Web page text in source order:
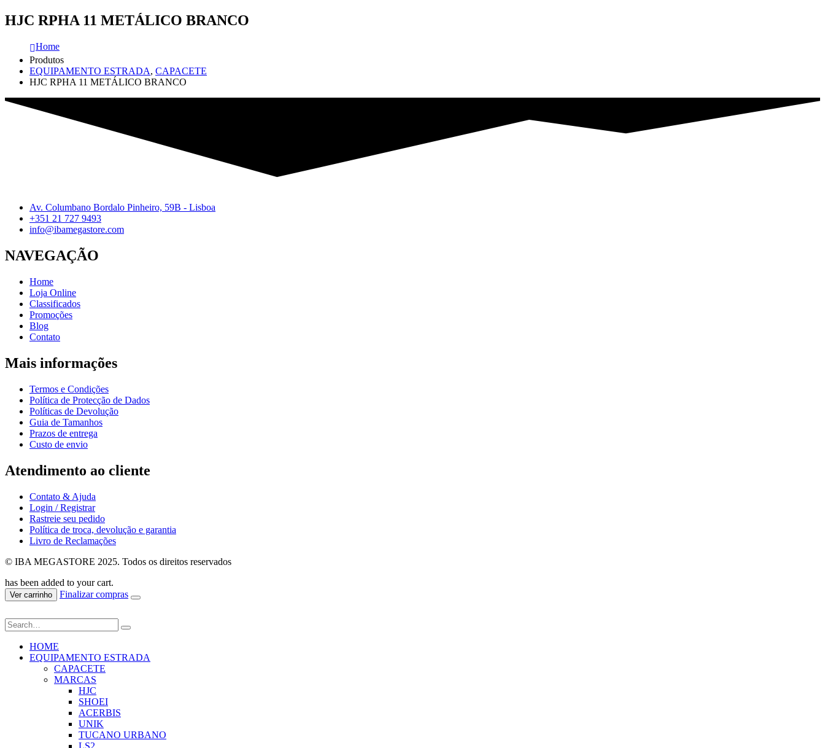
HJC RPHA 11 METÁLICO BRANCO
Home
Produtos
EQUIPAMENTO ESTRADA, CAPACETE
HJC RPHA 11 METÁLICO BRANCO
Av. Columbano Bordalo Pinheiro, 59B - Lisboa
+351 21 727 9493
info@ibamegastore.com
NAVEGAÇÃO
Home
Loja Online
Classificados
Promoções
Blog
Contato
Mais informações
Termos e Condições
Política de Protecção de Dados
Políticas de Devolução
Guia de Tamanhos
Prazos de entrega
Custo de envio
Atendimento ao cliente
Contato & Ajuda
Login / Registrar
Rastreie seu pedido
Política de troca, devolução e garantia
Livro de Reclamações
© IBA MEGASTORE 2025. Todos os direitos reservados
has been added to your cart.
Ver carrinho Finalizar compras
HOME
EQUIPAMENTO ESTRADA
CAPACETE
MARCAS
HJC
SHOEI
ACERBIS
UNIK
TUCANO URBANO
LS2